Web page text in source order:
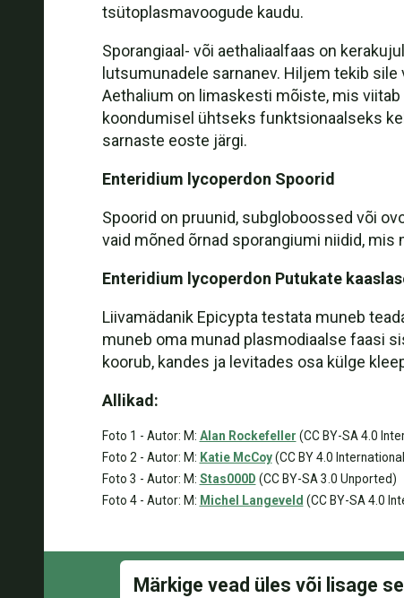
tsütoplasmavoogude kaudu.
Sporangiaal- või aethaliaalfaas on
lutsumunadele sarnanev. Hiljem tekib
Aethalium on limaskesti mõiste, mis
koondumisel ühtseks funktsionaalseks
sarnaste eoste järgi.
Enteridium lycoperdon Spoorid
Spoorid on pruunid, subgloboossed või
vaid mõned õrnad sporangiumi niidid,
Enteridium lycoperdon Putukate
Liivamädanik Epicypta testata muneb
muneb oma munad plasmodiaalse faasi
koorub, kandes ja levitades osa külge
Allikad:
Foto 1 - Autor: M: Alan Rockefeller (CC BY-SA 4.0
Foto 2 - Autor: M: Katie McCoy(CC BY 4.0
Foto 3 - Autor: M: Stas000D (CC BY-SA 3.0 Unported)
Foto 4 - Autor: M: Michel Langeveld (CC BY-SA 4.0